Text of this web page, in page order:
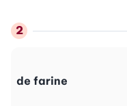
de farine